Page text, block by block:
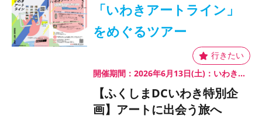
「いわきアートライン」
をめぐるツアー
開催期間：2026年6月13日(土)：いわき市南部のアトリエ・画廊をめぐるコース 2026年6月20日(土)：いわき市北部のアトリエ・画廊を巡るコース
【ふくしまDCいわき特別企
画】アートに出会う旅へ